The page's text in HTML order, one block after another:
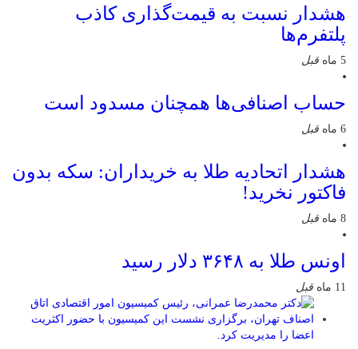
هشدار نسبت به قیمت‌گذاری کاذب
پلتفرم‌ها
5 ماه قبل
حساب اصنافی‌ها همچنان مسدود است
6 ماه قبل
هشدار اتحادیه طلا به خریداران: سکه بدون
فاکتور نخرید!
8 ماه قبل
اونس طلا به ۳۶۴۸ دلار رسید
11 ماه قبل